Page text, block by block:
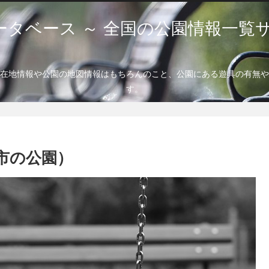
タベース ～ 全国の公園情報一覧
地情報や公園の地図情報はもちろんのこと、公園にある遊具の有無
す。
公園）